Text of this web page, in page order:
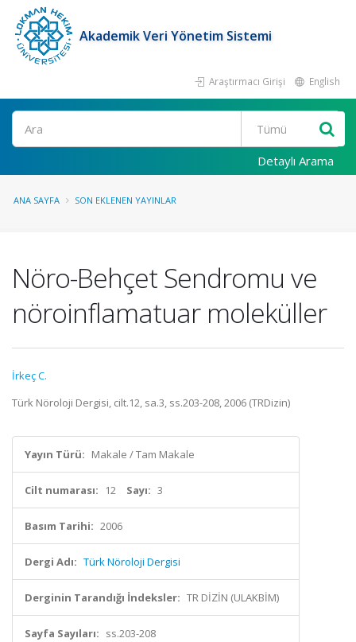
Akademik Veri Yönetim Sistemi
Araştırmacı Girişi English
Ara
Detaylı Arama
ANA SAYFA SON EKLENEN YAYINLAR
Nöro-Behçet Sendromu ve
nöroinflamatuar moleküller
İrkeç C.
Türk Nöroloji Dergisi, cilt.12, sa.3, ss.203-208, 2006 (TRDizin)
Yayın Türü: Makale / Tam Makale
Cilt numarası: 12 Sayı: 3
Basım Tarihi: 2006
Dergi Adı: Türk Nöroloji Dergisi
Derginin Tarandığı İndeksler: TR DİZİN (ULAKBİM)
Sayfa Sayıları: ss.203-208